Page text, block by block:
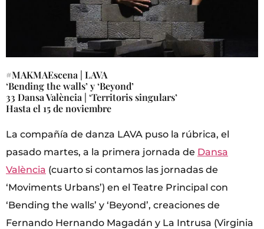
#MAKMAEscena | LAVA
‘Bending the walls’ y ‘Beyond’
33 Dansa València | ‘Territoris singulars’
Hasta el 15 de noviembre
La compañía de danza LAVA puso la rúbrica, el
pasado martes, a la primera jornada de Dansa
València (cuarto si contamos las jornadas de
‘Moviments Urbans’) en el Teatre Principal con
‘Bending the walls’ y ‘Beyond’, creaciones de
Fernando Hernando Magadán y La Intrusa (Virginia